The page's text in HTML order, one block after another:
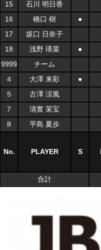
15
石川 明日香
16
橋口 樹 ●
17
坂口 日奈子
18
浅野 瑛菜 ●
9999
チーム
４
大澤 来彩 ●
５
古澤 涼風
７
清實 茉宝
８
平島 夏歩
No. PLAYER S
合計